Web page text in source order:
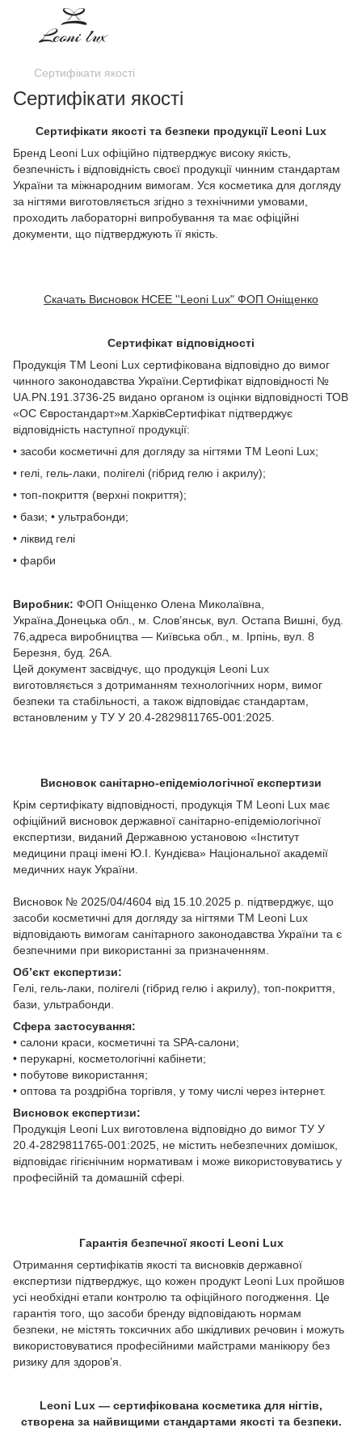
Сертифікати якості
Сертифікати якості
Сертифікати якості та безпеки продукції Leoni Lux
Бренд Leoni Lux офіційно підтверджує високу якість,
безпечність і відповідність своєї продукції чинним стандартам
України та міжнародним вимогам. Уся косметика для догляду
за нігтями виготовляється згідно з технічними умовами,
проходить лабораторні випробування та має офіційні
документи, що підтверджують її якість.
Скачать Висновок HCEE ''Leoni Lux" ФОП Оніщенко
Сертифікат відповідності
Продукція TM Leoni Lux сертифікована відповідно до вимог
чинного законодавства України.Сертифікат відповідності №
UA.PN.191.3736-25 видано органом із оцінки відповідності ТОВ
«ОС Євростандарт»м.ХарківСертифікат підтверджує
відповідність наступної продукції:
• засоби косметичні для догляду за нігтями ТМ Leoni Lux;
• гелі, гель-лаки, полігелі (гібрид гелю і акрилу);
• топ-покриття (верхні покриття);
• бази; • ультрабонди;
• ліквид гелі
• фарби
Виробник: ФОП Оніщенко Олена Миколаївна,
Україна,Донецька обл., м. Слов’янськ, вул. Остапа Вишні, буд.
76,адреса виробництва — Київська обл., м. Ірпінь, вул. 8
Березня, буд. 26А.
Цей документ засвідчує, що продукція Leoni Lux
виготовляється з дотриманням технологічних норм, вимог
безпеки та стабільності, а також відповідає стандартам,
встановленим у ТУ У 20.4-2829811765-001:2025.
Висновок санітарно-епідеміологічної експертизи
Крім сертифікату відповідності, продукція TM Leoni Lux має
офіційний висновок державної санітарно-епідеміологічної
експертизи, виданий Державною установою «Інститут
медицини праці імені Ю.І. Кундієва» Національної академії
медичних наук України.
Висновок № 2025/04/4604 від 15.10.2025 р. підтверджує, що
засоби косметичні для догляду за нігтями TM Leoni Lux
відповідають вимогам санітарного законодавства України та є
безпечними при використанні за призначенням.
Об’єкт експертизи:
Гелі, гель-лаки, полігелі (гібрид гелю і акрилу), топ-покриття,
бази, ультрабонди.
Сфера застосування:
• салони краси, косметичні та SPA-салони;
• перукарні, косметологічні кабінети;
• побутове використання;
• оптова та роздрібна торгівля, у тому числі через інтернет.
Висновок експертизи:
Продукція Leoni Lux виготовлена відповідно до вимог ТУ У
20.4-2829811765-001:2025, не містить небезпечних домішок,
відповідає гігієнічним нормативам і може використовуватись у
професійній та домашній сфері.
Гарантія безпечної якості Leoni Lux
Отримання сертифікатів якості та висновків державної
експертизи підтверджує, що кожен продукт Leoni Lux пройшов
усі необхідні етапи контролю та офіційного погодження. Це
гарантія того, що засоби бренду відповідають нормам
безпеки, не містять токсичних або шкідливих речовин і можуть
використовуватися професійними майстрами манікюру без
ризику для здоров’я.
Leoni Lux — сертифікована косметика для нігтів,
створена за найвищими стандартами якості та безпеки.